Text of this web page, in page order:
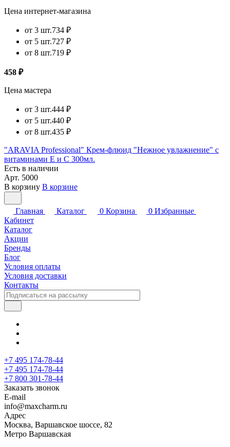
Цена интернет-магазина
от 3 шт.734 ₽
от 5 шт.727 ₽
от 8 шт.719 ₽
458 ₽
Цена мастера
от 3 шт.444 ₽
от 5 шт.440 ₽
от 8 шт.435 ₽
"ARAVIA Professional" Крем-флюид "Нежное увлажнение" с
витаминами Е и С 300мл.
Есть в наличии
Арт. 5000
В корзину В корзине
Главная Каталог 0 Корзина 0 Избранные
Кабинет
Каталог
Акции
Бренды
Блог
Условия оплаты
Условия доставки
Контакты
+7 495 174-78-44
+7 495 174-78-44
+7 800 301-78-44
Заказать звонок
E-mail
info@maxcharm.ru
Адрес
Москва, Варшавское шоссе, 82
Метро Варшавская